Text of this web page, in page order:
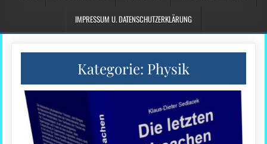
IMPRESSUM U. DATENSCHUTZERKLÄRUNG
Kategorie: Physik